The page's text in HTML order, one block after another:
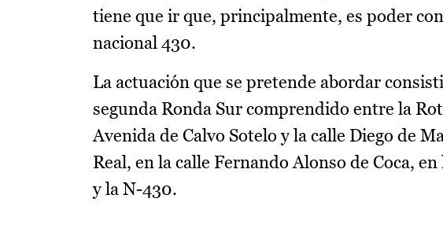
tiene que ir que, principalmente, es poder
nacional 430.
La actuación que se pretende abordar
segunda Ronda Sur comprendido entre la
Avenida de Calvo Sotelo y la calle Diego de
Real, en la calle Fernando Alonso de Coca,
y la N-430.